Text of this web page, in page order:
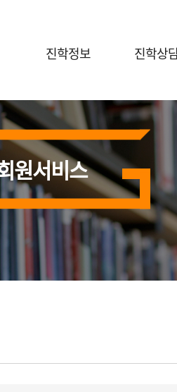
진학정보
대입정보
대학별 정보
진학상
진학전문
대교협 진
상담신청
원서비스